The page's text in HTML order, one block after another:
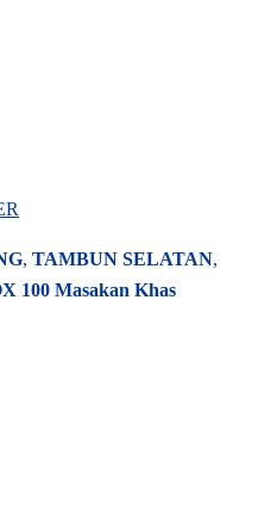
, TAMBUN SELATAN,
100 Masakan Khas